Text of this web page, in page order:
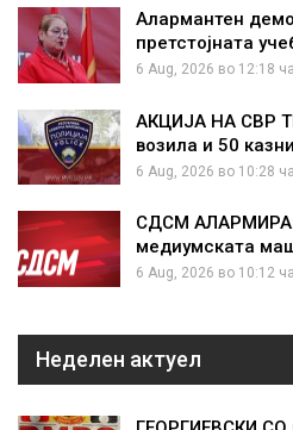
Алармантен
претстојната
6 Aug, 2026 во 12:18
АКЦИЈА НА СВР
возила и 50
6 Aug, 2026 во 10:28
СДСМ АЛАРМИРА:
медиумската
6 Aug, 2026 во 10:12
Неделен актуел